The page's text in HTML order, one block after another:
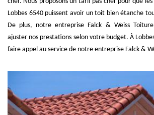
Lobbes 6540 puissent avoir un toit bien étanche
De plus, notre entreprise Falck & Weiss
ajuster nos prestations selon votre budget. À
faire appel au service de notre entreprise Falck &